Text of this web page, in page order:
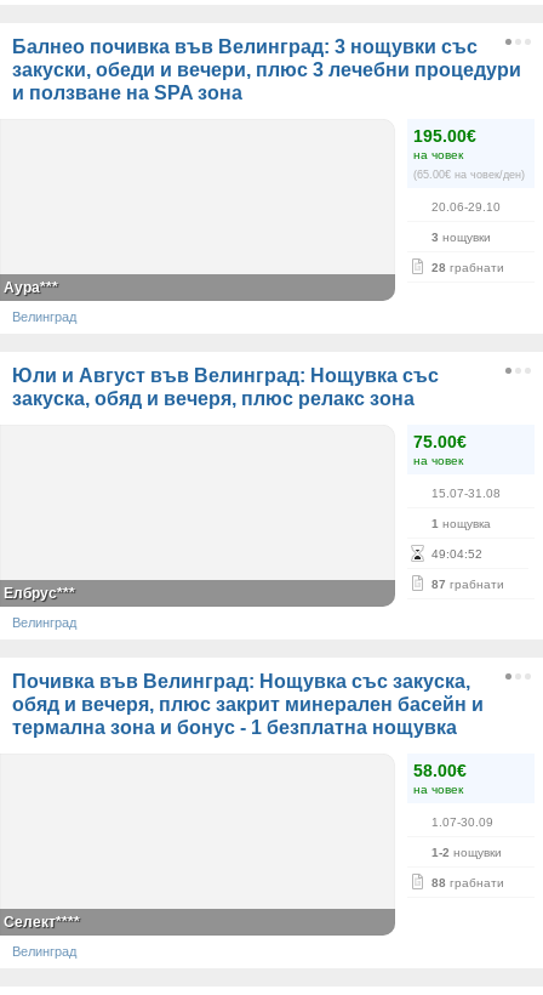
Балнео почивка във Велинград: 3 нощувки със
закуски, обеди и вечери, плюс 3 лечебни процедури
и ползване на SPA зона
195.00€
на човек
(65.00€ на човек/ден)
20.06-29.10
3 нощувки
28 грабнати
Аура***
Велинград
Юли и Август във Велинград: Нощувка със
закуска, обяд и вечеря, плюс релакс зона
75.00€
на човек
15.07-31.08
1 нощувка
49:04:52
87 грабнати
Елбрус***
Велинград
Почивка във Велинград: Нощувка със закуска,
обяд и вечеря, плюс закрит минерален басейн и
термална зона и бонус - 1 безплатна нощувка
58.00€
на човек
1.07-30.09
1-2 нощувки
88 грабнати
Селект****
Велинград